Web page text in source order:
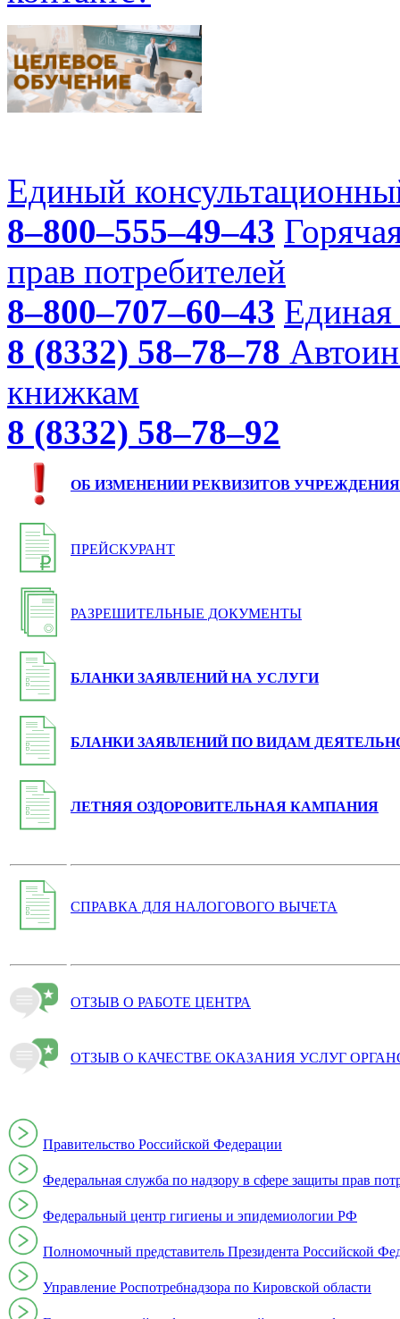
Единый
8–800–555–49–43
прав потребителей
8–800–707–60–43 Единая
8 (8332) 58–78–78
книжкам
8 (8332) 58–78–92
ОБ ИЗМЕНЕНИИ РЕКВИЗИТОВ УЧРЕЖДЕНИЯ
ПРЕЙСКУРАНТ
РАЗРЕШИТЕЛЬНЫЕ ДОКУМЕНТЫ
БЛАНКИ ЗАЯВЛЕНИЙ НА УСЛУГИ
БЛАНКИ ЗАЯВЛЕНИЙ ПО ВИДАМ
ЛЕТНЯЯ ОЗДОРОВИТЕЛЬНАЯ КАМПАНИЯ
СПРАВКА ДЛЯ НАЛОГОВОГО ВЫЧЕТА
ОТЗЫВ О РАБОТЕ ЦЕНТРА
ОТЗЫВ О КАЧЕСТВЕ ОКАЗАНИЯ УСЛУГ
Правительство Российской Федерации
Федеральная служба по надзору в сфере защиты прав
Федеральный центр гигиены и эпидемиологии РФ
Полномочный представитель Президента Российской
Управление Роспотребнадзора по Кировской области